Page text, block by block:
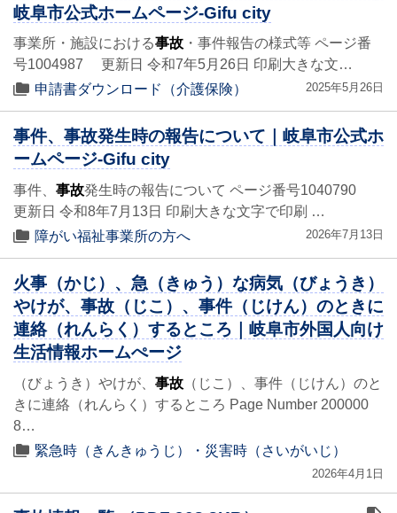
岐阜市公式ホームページ-Gifu city
事業所・施設における事故 ・事件報告の様式等 ページ番
号1004987 更新日 令和7年5月26日 印刷大きな文…
申請書ダウンロード（介護保険）
2025年5月26日
事件、事故発生時の報告について｜岐阜市公式ホ
ームページ-Gifu city
事件、 事故発生時の報告について ページ番号1040790
更新日 令和8年7月13日 印刷大きな文字で印刷 …
障がい福祉事業所の方へ
2026年7月13日
火事（かじ）、急（きゅう）な病気（びょうき）
やけが、事故（じこ）、事件（じけん）のときに
連絡（れんらく）するところ｜岐阜市外国人向け
生活情報ホームぺージ
（びょうき）やけが、 事故 （じこ）、事件（じけん）のと
きに連絡（れんらく）するところ Page Number 200000
8…
緊急時（きんきゅうじ）・災害時（さいがいじ）
2026年4月1日